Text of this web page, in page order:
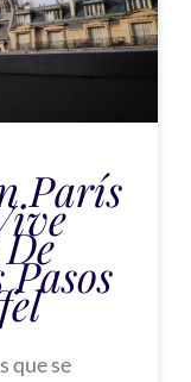
París
que se